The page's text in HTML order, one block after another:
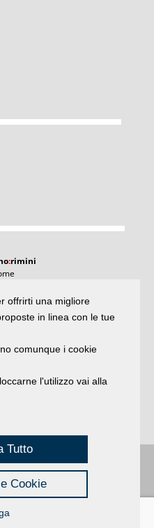
:rimini
di buongiornoRimini
la storia delle notizie
presso il Tribunale di Rimini
| © 2024 buongiornoRimini
offrirti una migliore
in linea con le tue
comunque i cookie
l'utilizzo vai alla
Tutto
Cookie